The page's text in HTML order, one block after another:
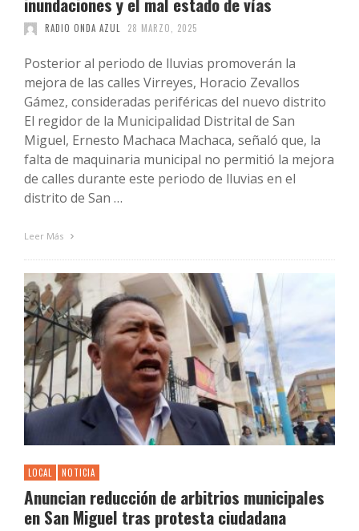
RADIO ONDA AZUL 28 MARZO, 2025
Posterior al periodo de lluvias promoverán la
mejora de las calles Virreyes, Horacio Zevallos
Gámez, consideradas periféricas del nuevo distrito
El regidor de la Municipalidad Distrital de San
Miguel, Ernesto Machaca Machaca, señaló que, la
falta de maquinaria municipal no permitió la mejora
de calles durante este periodo de lluvias en el
distrito de San …
Leer Más
LOCAL NOTICIA
Anuncian reducción de arbitrios municipales
en San Miguel tras protesta ciudadana